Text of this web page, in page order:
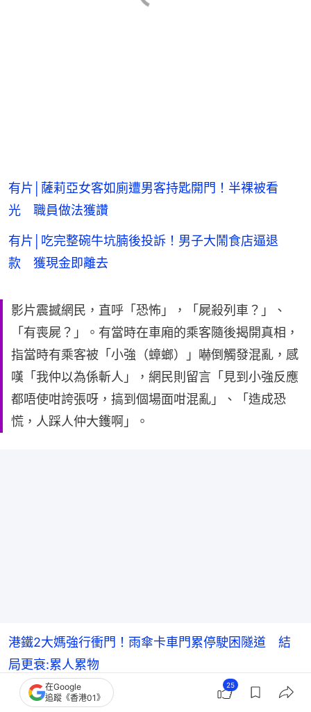
有片│薩莉亞女客如廁遭男客持匙開門！半裸被看
光 職員做法獲讚
有片│吃完整碗牛坑腩後投訴！男子大鬧食店逼退
款 獲現金即離去
影片震撼網民，直呼「恐怖」，「屍殺列車？」、
「有喪屍？」。有當時在車廂的乘客隨後揭開真相，
指當時有乘客被「小強（蟑螂）」嚇倒觸發混亂，感
嘆「我仲以為係斬人」，網民則留言「見到小強反應
都唔使咁誇張呀，搞到個場面咁混亂」、「造成恐
慌，人踩人仲大鑊啊」。
港鐵2大媽強行衝門！雨傘卡車門累停駛困隧道 結
局更衰:累人累物
在Google
追蹤《香港01》
25